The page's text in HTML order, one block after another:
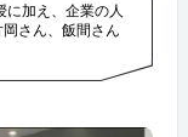
に加え、企業の人
さん、飯間さん